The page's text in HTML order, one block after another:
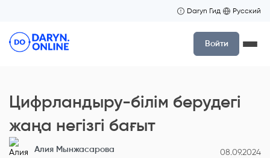
Daryn Гид Русский
Войти
Цифрландыру-білім берудегі
жаңа негізгі бағыт
Алия Мынжасарова 08.09.2024